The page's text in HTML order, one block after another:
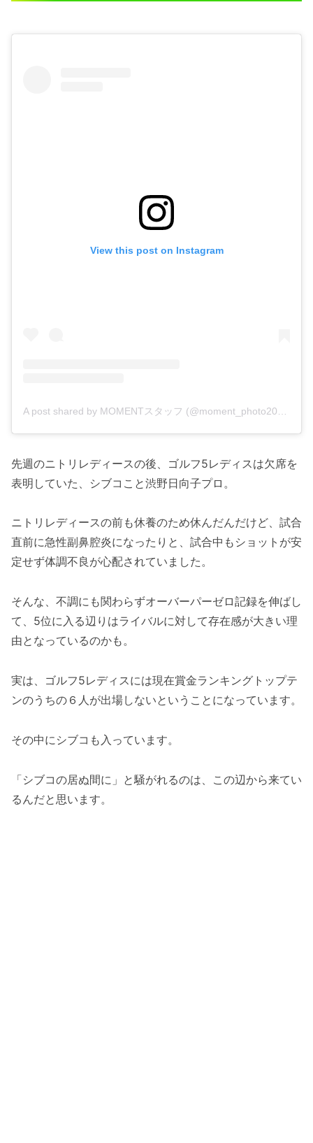
View this post on Instagram
先週のニトリレディースの後、ゴルフ5レディスは欠席を
表明していた、シブコこと渋野日向子プロ。
ニトリレディースの前も休養のため休んだんだけど、試合
直前に急性副鼻腔炎になったりと、試合中もショットが安
定せず体調不良が心配されていました。
そんな、不調にも関わらずオーバーパーゼロ記録を伸ばし
て、5位に入る辺りはライバルに対して存在感が大きい理
由となっているのかも。
実は、ゴルフ5レディスには現在賞金ランキングトップテ
ンのうちの６人が出場しないということになっています。
その中にシブコも入っています。
「シブコの居ぬ間に」と騒がれるのは、この辺から来てい
るんだと思います。